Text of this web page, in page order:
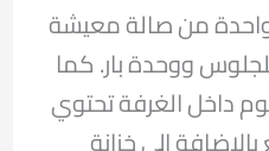
واحدة من صالة معيشة
ووحدة بار. كما
داخل الغرفة تحتوي
إلى خزانة